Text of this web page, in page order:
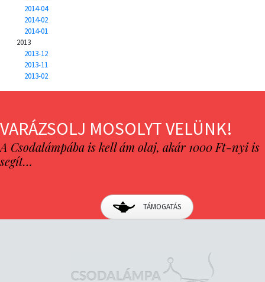
2014-04
2014-02
2014-01
2013
2013-12
2013-11
2013-02
VARÁZSOLJ MOSOLYT VELÜNK!
A Csodalámpába is kell ám olaj, akár 1000 Ft-nyi is
segít…
TÁMOGATÁS